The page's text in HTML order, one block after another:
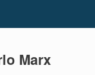
Marx